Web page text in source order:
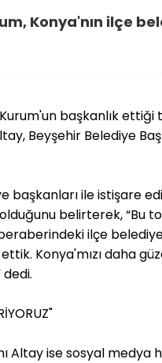
Konya'nın ilçe
başkanlık ettiği
Beyşehir Belediye
başkanları ile istişare
belirterek, “Bu
ilçe
Konya'mızı daha
dedi.
Altay ise sosyal medya